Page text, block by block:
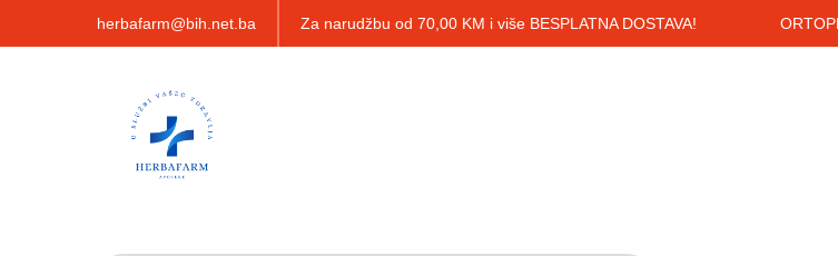
herbafarm@bih.net.ba Za narudžbu od 70,00 KM i više BESPLATNA DOSTAVA!